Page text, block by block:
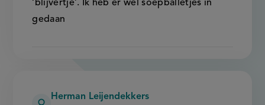
‘blijvertje’. Ik heb er wel soepballetjes in
gedaan
Herman Leijendekkers